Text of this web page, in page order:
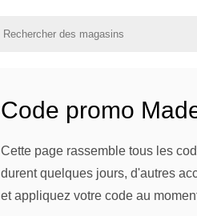
Code promo
Cette page rassemble tous les
durent quelques jours, d'autres
et appliquez votre code au